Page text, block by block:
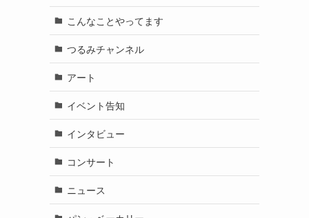
こんなことやってます
つるみチャンネル
アート
イベント告知
インタビュー
コンサート
ニュース